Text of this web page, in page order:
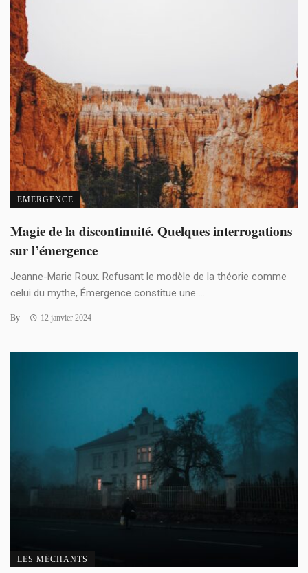
EMERGENCE
Magie de la discontinuité. Quelques interrogations
sur l’émergence
Jeanne-Marie Roux. Refusant le modèle de la théorie comme
celui du mythe, Émergence constitue une ...
By 12 janvier 2024
LES MÉCHANTS